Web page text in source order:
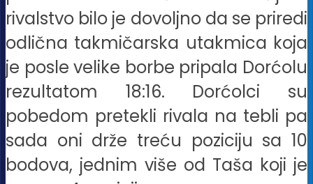
rivalstvo bilo je dovoljno da se priredi
odlična takmičarska utakmica koja
je posle velike borbe pripala Dorćolu
rezultatom 18:16. Dorćolci su
pobedom pretekli rivala na tebli pa
sada oni drže treću poziciju sa 10
bodova, jednim više od Taša koji je